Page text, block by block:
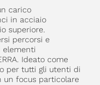
carico
in acciaio
superiore.
percorsi e
elementi
Ideato come
per tutti gli utenti di
un focus particolare